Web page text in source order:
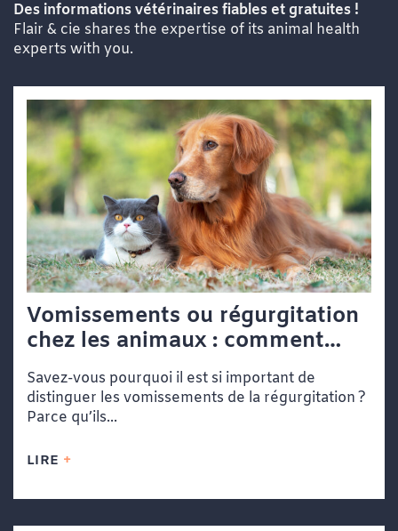
Des informations vétérinaires fiables et gratuites !
Flair & cie shares the expertise of its animal health
experts with you.
Vomissements ou régurgitation
chez les animaux : comment
faire la différence
Savez-vous pourquoi il est si important de
distinguer les vomissements de la régurgitation ?
Parce qu’ils...
LIRE